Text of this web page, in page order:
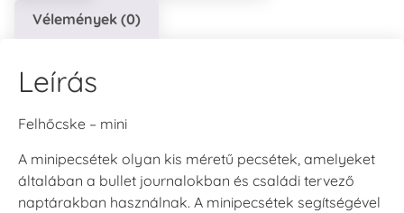
Vélemények (0)
Leírás
Felhőcske – mini
A minipecsétek olyan kis méretű pecsétek, amelyeket
általában a bullet journalokban és családi tervező
naptárakban használnak. A minipecsétek segítségével